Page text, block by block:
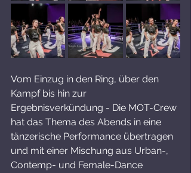
Vom Einzug in den Ring, über den
Kampf bis hin zur
Ergebnisverkündung - Die MOT-Crew
hat das Thema des Abends in eine
tänzerische Performance übertragen
und mit einer Mischung aus Urban-,
Contemp- und Female-Dance